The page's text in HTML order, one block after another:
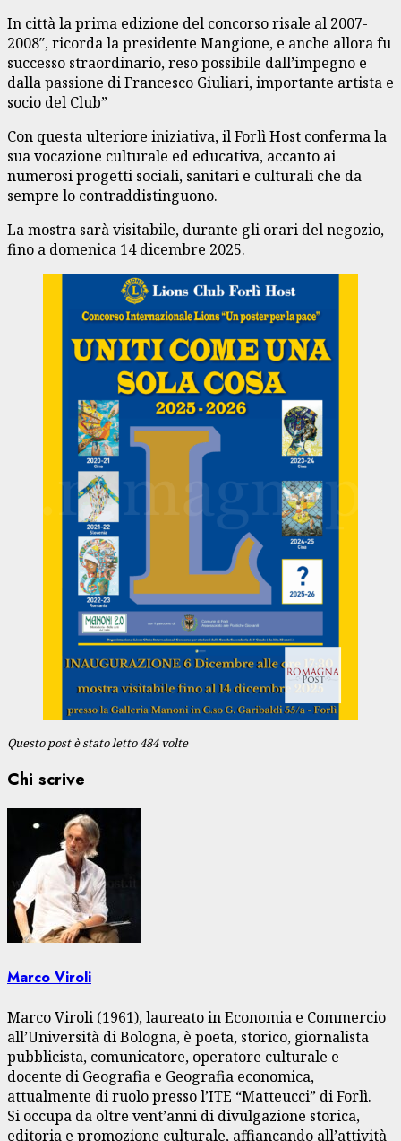
In città la prima edizione del concorso risale al 2007-
2008″, ricorda la presidente Mangione, e anche allora fu
successo straordinario, reso possibile dall’impegno e
dalla passione di Francesco Giuliari, importante artista e
socio del Club”
Con questa ulteriore iniziativa, il Forlì Host conferma la
sua vocazione culturale ed educativa, accanto ai
numerosi progetti sociali, sanitari e culturali che da
sempre lo contraddistinguono.
La mostra sarà visitabile, durante gli orari del negozio,
fino a domenica 14 dicembre 2025.
Questo post è stato letto 484 volte
Chi scrive
Marco Viroli
Marco Viroli (1961), laureato in Economia e Commercio
all’Università di Bologna, è poeta, storico, giornalista
pubblicista, comunicatore, operatore culturale e
docente di Geografia e Geografia economica,
attualmente di ruolo presso l’ITE “Matteucci” di Forlì.
Si occupa da oltre vent’anni di divulgazione storica,
editoria e promozione culturale, affiancando all’attività